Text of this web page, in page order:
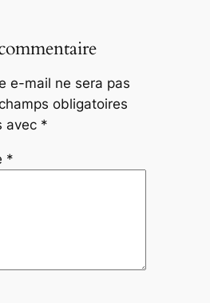
e-mail ne sera pas
obligatoires
avec *
*